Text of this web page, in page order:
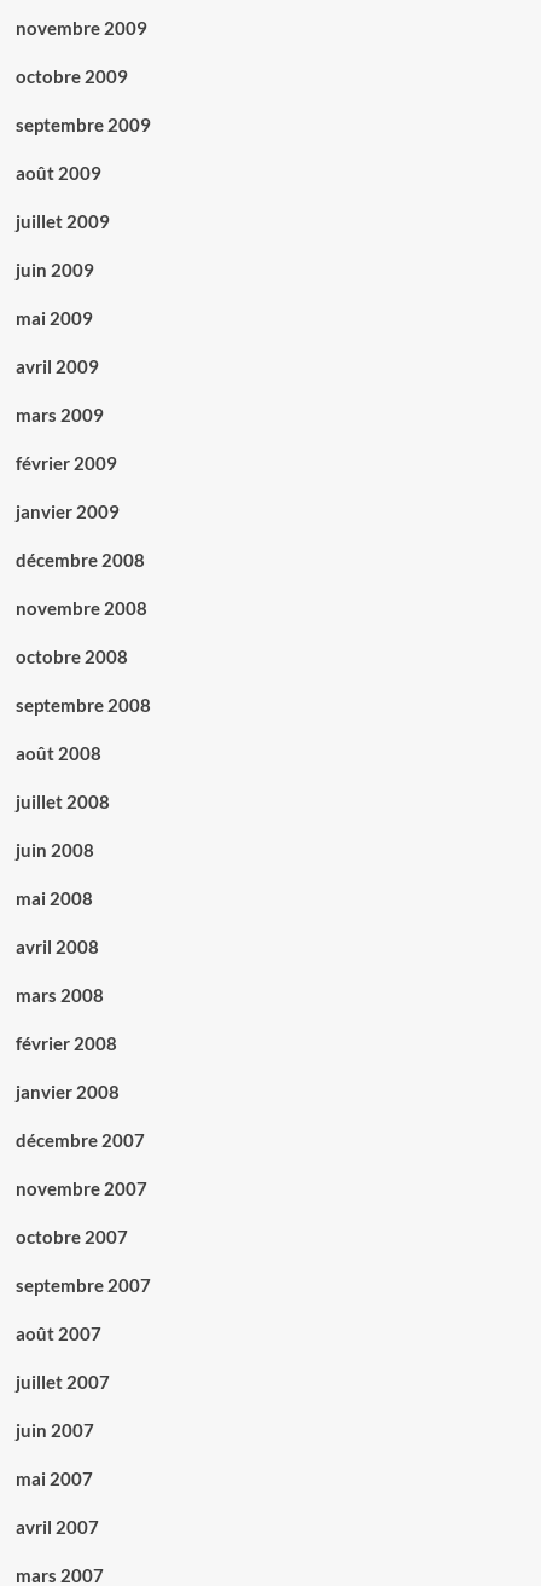
novembre 2009
octobre 2009
septembre 2009
août 2009
juillet 2009
juin 2009
mai 2009
avril 2009
mars 2009
février 2009
janvier 2009
décembre 2008
novembre 2008
octobre 2008
septembre 2008
août 2008
juillet 2008
juin 2008
mai 2008
avril 2008
mars 2008
février 2008
janvier 2008
décembre 2007
novembre 2007
octobre 2007
septembre 2007
août 2007
juillet 2007
juin 2007
mai 2007
avril 2007
mars 2007